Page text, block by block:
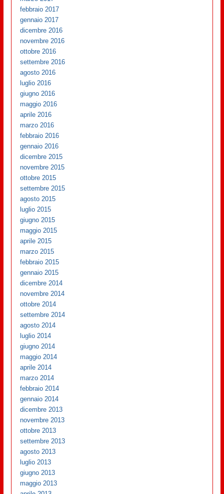
febbraio 2017
gennaio 2017
dicembre 2016
novembre 2016
ottobre 2016
settembre 2016
agosto 2016
luglio 2016
giugno 2016
maggio 2016
aprile 2016
marzo 2016
febbraio 2016
gennaio 2016
dicembre 2015
novembre 2015
ottobre 2015
settembre 2015
agosto 2015
luglio 2015
giugno 2015
maggio 2015
aprile 2015
marzo 2015
febbraio 2015
gennaio 2015
dicembre 2014
novembre 2014
ottobre 2014
settembre 2014
agosto 2014
luglio 2014
giugno 2014
maggio 2014
aprile 2014
marzo 2014
febbraio 2014
gennaio 2014
dicembre 2013
novembre 2013
ottobre 2013
settembre 2013
agosto 2013
luglio 2013
giugno 2013
maggio 2013